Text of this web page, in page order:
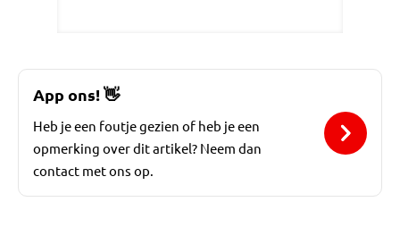
App ons!👋
Heb je een foutje gezien of heb je een
opmerking over dit artikel? Neem dan
contact met ons op.